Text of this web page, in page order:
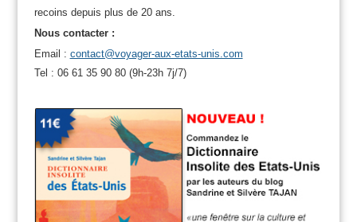
recoins depuis plus de 20 ans.
Nous contacter :
Email : contact@voyager-aux-etats-unis.com
Tel : 06 61 35 90 80 (9h-23h 7j/7)